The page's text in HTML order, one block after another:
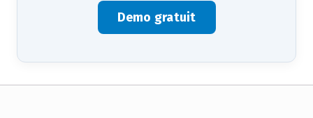
Demo gratuit